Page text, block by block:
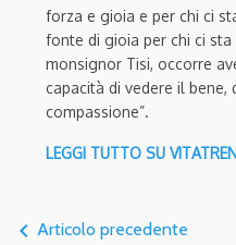
forza e gioia e per chi ci
fonte di gioia per chi ci
monsignor Tisi, occorre
capacità di vedere il
compassione”.
LEGGI TUTTO SU
navigate_before Articolo precedente